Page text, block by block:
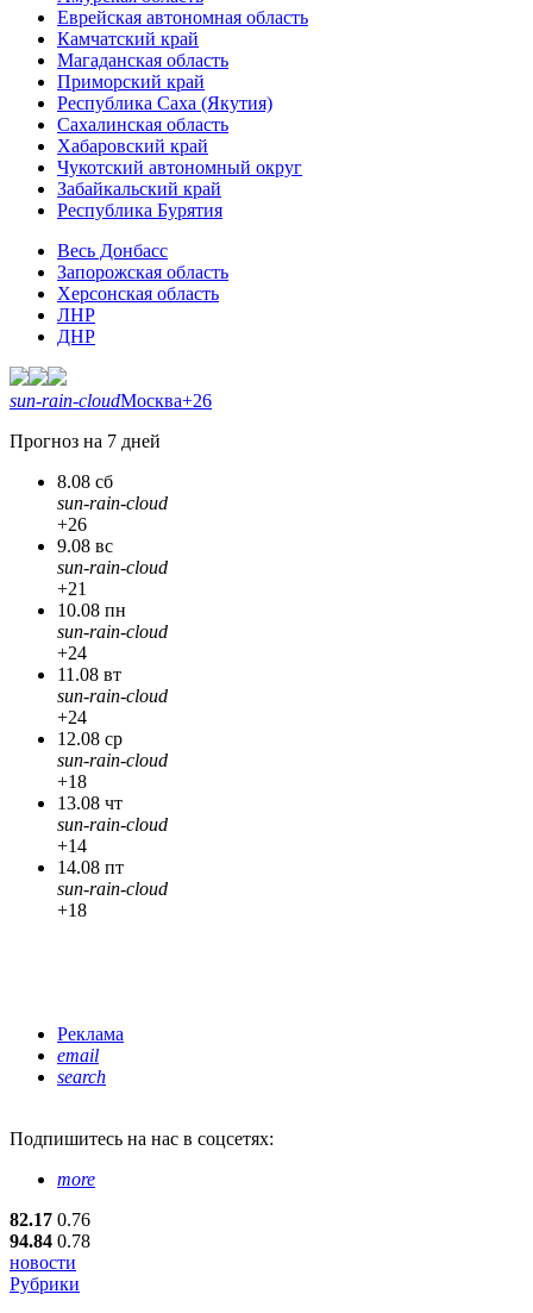
Еврейская автономная область
Камчатский край
Магаданская область
Приморский край
Республика Саха (Якутия)
Сахалинская область
Хабаровский край
Чукотский автономный округ
Забайкальский край
Республика Бурятия
Весь Донбасс
Запорожская область
Херсонская область
ЛНР
ДНР
sun-rain-cloudМосква+26
Прогноз на 7 дней
8.08 сб
sun-rain-cloud
+26
9.08 вс
sun-rain-cloud
+21
10.08 пн
sun-rain-cloud
+24
11.08 вт
sun-rain-cloud
+24
12.08 ср
sun-rain-cloud
+18
13.08 чт
sun-rain-cloud
+14
14.08 пт
sun-rain-cloud
+18
Реклама
email
search
Подпишитесь на нас в соцсетях:
more
82.17 0.76
94.84 0.78
новости
Рубрики